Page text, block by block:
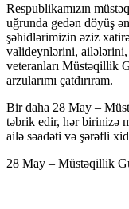
Respublikamızın
uğrunda gedən döyüş
şəhidlərimizin əziz
valideynlərini, ailələrini,
veteranları Müstəqillik
arzularımı çatdırıram.
Bir daha 28 May –
təbrik edir, hər birinizə
ailə səadəti və şərəfli
28 May – Müstəqillik